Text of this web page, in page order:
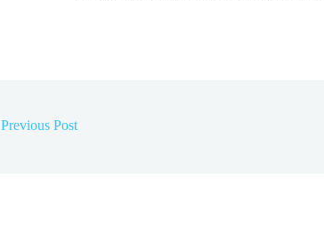
Previous Post